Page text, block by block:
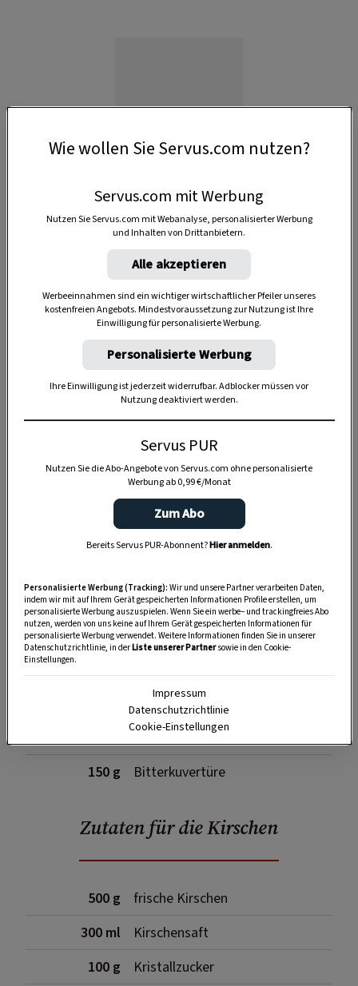
Anzeige
SPEICHERN DRUCKEN
Zutaten für die Schokocreme
150 g
Bitterkuvertüre
Zutaten für die Kirschen
500 g
frische Kirschen
300 ml
Kirschensaft
100 g
Kristallzucker
Wie wollen Sie Servus.com nutzen?
Servus.com mit Werbung
Nutzen Sie Servus.com mit Webanalyse, personalisierter Werbung
und Inhalten von Drittanbietern.
Alle akzeptieren
Werbeeinnahmen sind ein wichtiger wirtschaftlicher Pfeiler unseres
kostenfreien Angebots. Mindestvoraussetzung zur Nutzung ist Ihre
Einwilligung für personalisierte Werbung.
Personalisierte Werbung
Ihre Einwilligung ist jederzeit widerrufbar. Adblocker müssen vor
Nutzung deaktiviert werden.
Servus PUR
Nutzen Sie die Abo-Angebote von Servus.com ohne personalisierte
Werbung ab 0,99 €/Monat
Zum Abo
Bereits Servus PUR-Abonnent?Hier anmelden.
Personalisierte Werbung (Tracking): Wir und unsere Partner verarbeiten Daten,
indem wir mit auf Ihrem Gerät gespeicherten Informationen Profile erstellen, um
personalisierte Werbung auszuspielen. Wenn Sie ein werbe– und trackingfreies Abo
nutzen, werden von uns keine auf Ihrem Gerät gespeicherten Informationen für
personalisierte Werbung verwendet. Weitere Informationen finden Sie in unserer
Datenschutzrichtlinie, in derListe unserer Partnersowie in den Cookie-
Einstellungen.
Impressum
Datenschutzrichtlinie
Cookie-Einstellungen